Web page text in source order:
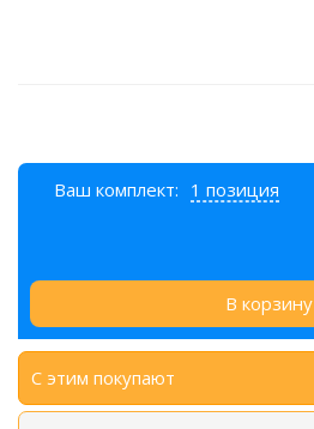
Ваш комплект: 1 позиция
В корзину
С этим покупают